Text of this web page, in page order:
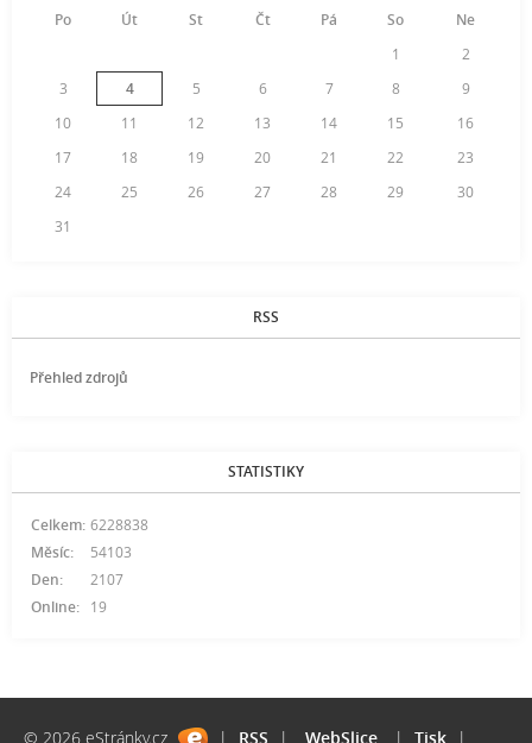
Po
Út St Čt Pá So
Ne
1
2
3
4 5 6 7 8
9
10
11 12 13 14 15
16
17
18 19 20 21 22
23
24
25 26 27 28 29
30
31
RSS
Přehled zdrojů
STATISTIKY
Online: 19
Celkem: 6228838
Měsíc:
54103
Den:
2107
© 2026 eStránky.cz | RSS | WebSlice | Tisk |